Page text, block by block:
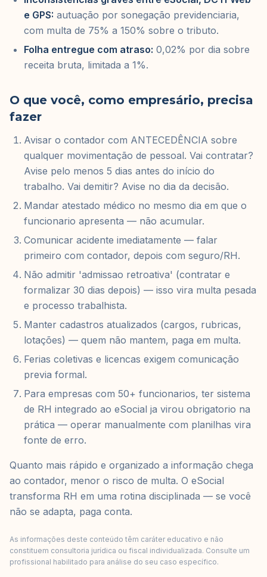
e GPS: autuação por sonegação previdenciaria,
com multa de 75% a 150% sobre o tributo.
Folha entregue com atraso: 0,02% por dia sobre
receita bruta, limitada a 1%.
O que você, como empresário, precisa
fazer
Avisar o contador com ANTECEDÊNCIA sobre
qualquer movimentação de pessoal. Vai contratar?
Avise pelo menos 5 dias antes do início do
trabalho. Vai demitir? Avise no dia da decisão.
Mandar atestado médico no mesmo dia em que o
funcionario apresenta — não acumular.
Comunicar acidente imediatamente — falar
primeiro com contador, depois com seguro/RH.
Não admitir 'admissao retroativa' (contratar e
formalizar 30 dias depois) — isso vira multa pesada
e processo trabalhista.
Manter cadastros atualizados (cargos, rubricas,
lotações) — quem não mantem, paga em multa.
Ferias coletivas e licencas exigem comunicação
previa formal.
Para empresas com 50+ funcionarios, ter sistema
de RH integrado ao eSocial ja virou obrigatorio na
prática — operar manualmente com planilhas vira
fonte de erro.
Quanto mais rápido e organizado a informação chega
ao contador, menor o risco de multa. O eSocial
transforma RH em uma rotina disciplinada — se você
não se adapta, paga conta.
As informações deste conteúdo têm caráter educativo e não
constituem consultoria jurídica ou fiscal individualizada. Consulte um
profissional habilitado para análise do seu caso específico.